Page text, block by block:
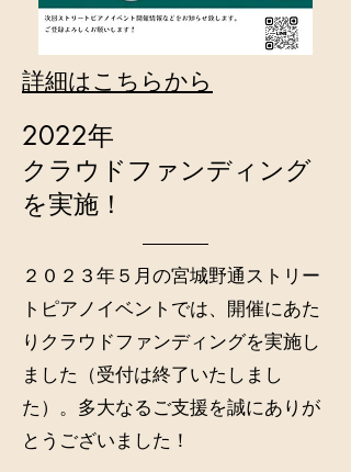
詳細はこちらから
2022年
クラウドファンディング
を実施！
２０２３年５月の宮城野通ストリー
トピアノイベントでは、開催にあた
りクラウドファンディングを実施し
ました（受付は終了いたしまし
た）。多大なるご支援を誠にありが
とうございました！